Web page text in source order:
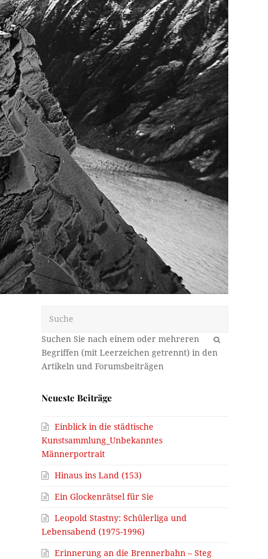
OK
Neueste Beiträge
Einblick in die städtische
Kunstsammlung_Unbekanntes
Männerportrait
Hinaus ins Land (153)
Ein Glockenrätsel für Sie
Leopold Stastny: Schülerliga und
Lebensabend (1975-1996)
Erinnerung an die Brennerbahn – Steg